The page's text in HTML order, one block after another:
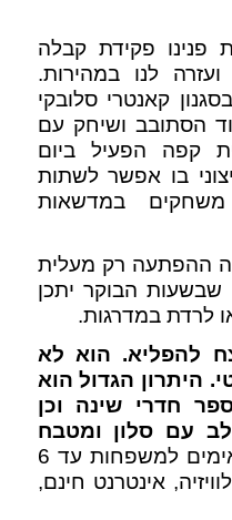
פנינו פקידת קבלה
לנו במהירות.
קאנטרי סלובקי
הסתובב ושיחק עם
קפה הפעיל ביום
בו אפשר לשתות
במדשאות
ולמרבה ההפתעה רק מעלית
הבוקר יתכן
לרדת במדרגות.
להפליא. הוא לא
היתרון הגדול הוא
חדרי שינה וכן
עם סלון ומטבח
חדרי המלון מתאימים למשפחות עד 6
אינטרנט חינם,